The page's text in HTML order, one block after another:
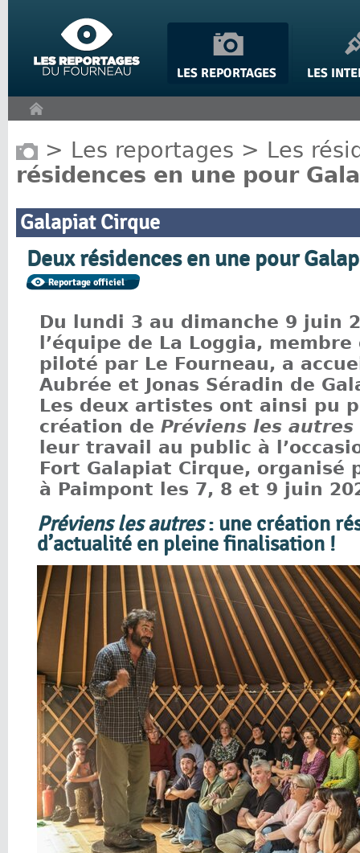
> Les reportages > Les
résidences en une pour
Galapiat Cirque
Deux résidences en une pour
Du lundi 3 au dimanche 9 juin
l’équipe de La Loggia, membre
piloté par Le Fourneau, a
Aubrée et Jonas Séradin de
Les deux artistes ont ainsi pu
création de Préviens les autres
leur travail au public à
Fort Galapiat Cirque, organisé
à Paimpont les 7, 8 et 9 juin
Préviens les autres: une création
d’actualité en pleine finalisation !